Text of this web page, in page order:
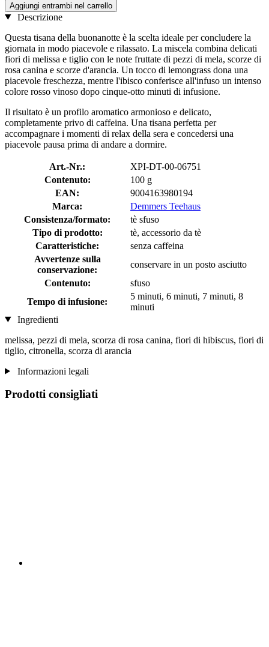
Aggiungi entrambi nel carrello
Descrizione
Questa tisana della buonanotte è la scelta ideale per concludere la
giornata in modo piacevole e rilassato. La miscela combina delicati
fiori di melissa e tiglio con le note fruttate di pezzi di mela, scorze di
rosa canina e scorze d'arancia. Un tocco di lemongrass dona una
piacevole freschezza, mentre l'ibisco conferisce all'infuso un intenso
colore rosso vinoso dopo cinque-otto minuti di infusione.
Il risultato è un profilo aromatico armonioso e delicato,
completamente privo di caffeina. Una tisana perfetta per
accompagnare i momenti di relax della sera e concedersi una
piacevole pausa prima di andare a dormire.
Art.-Nr.:
XPI-DT-00-06751
Contenuto:
100 g
EAN:
9004163980194
Marca:
Demmers Teehaus
Consistenza/formato:
tè sfuso
Tipo di prodotto:
tè, accessorio da tè
Caratteristiche:
senza caffeina
Avvertenze sulla
conservazione:
conservare in un posto asciutto
Contenuto:
sfuso
Tempo di infusione:
5 minuti, 6 minuti, 7 minuti, 8
minuti
Ingredienti
melissa, pezzi di mela, scorza di rosa canina, fiori di hibiscus, fiori di
tiglio, citronella, scorza di arancia
Informazioni legali
Prodotti consigliati